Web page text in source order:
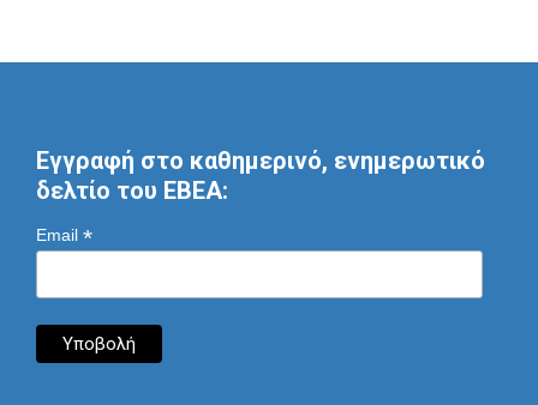
Εγγραφή στο καθημερινό, ενημερωτικό
δελτίο του ΕΒΕΑ:
Email *